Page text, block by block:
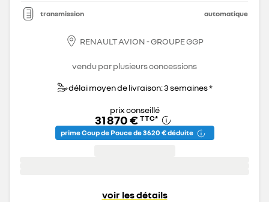
transmission automatique
RENAULT AVION - GROUPE GGP
vendu par plusieurs concessions
délai moyen de livraison: 3 semaines *
prix conseillé
31 870 € TTC*
prime Coup de Pouce de 3 620 € déduite
voir les détails